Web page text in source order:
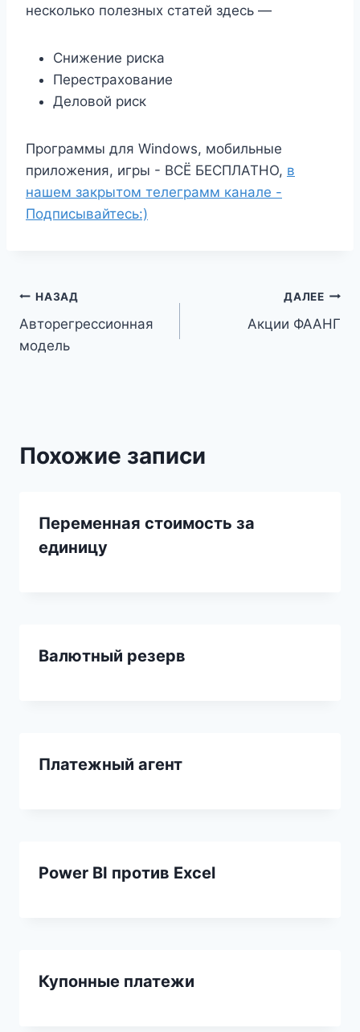
несколько полезных статей здесь —
Снижение риска
Перестрахование
Деловой риск
Программы для Windows, мобильные
приложения, игры - ВСЁ БЕСПЛАТНО, в
нашем закрытом телеграмм канале -
Подписывайтесь:)
Навигация
по
НАЗАД
Авторегрессионная
модель
ДАЛЕЕ
Акции ФААНГ
Похожие записи
Переменная стоимость за
единицу
Валютный резерв
Платежный агент
Power BI против Excel
Купонные платежи